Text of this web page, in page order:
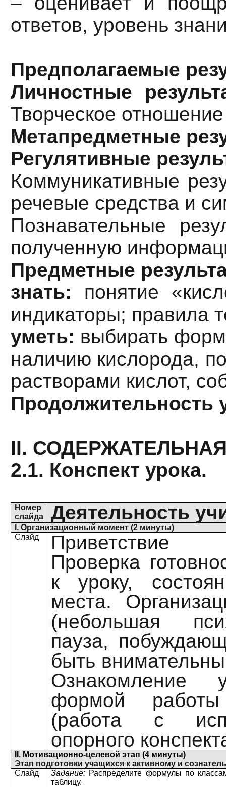
ответов, уровень
Предполагаемые
Личностные
Творческое
Метапредметные
Регулятивные
Коммуникативные
речевые средства и
Познавательные
полученную
Предметные
знать: понятие
индикаторы; правила
уметь: выбирать
наличию кислорода,
растворами кислот,
Продолжительность
II.
2.1. Конспект урока.
Номер
слайда
Деятельность
I. Организационный момент (2 минуты)
Слайд
Приветствие
Проверка
к уроку,
места.
(небольшая
пауза,
быть
Ознакомление
формой
(работа с
опорного
II. Мотивационно-целевой этап (4 минуты)
Этап подготовки учащихся к активному и
Слайд
Задание: Распределите формулы по
таблицу.